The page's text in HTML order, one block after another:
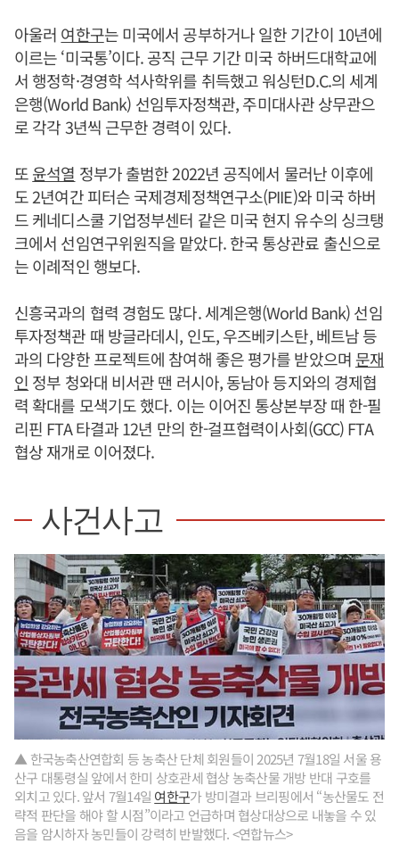
아울러 여한구는 미국에서 공부하거나 일한 기간이 10년에
이르는 ‘미국통’이다. 공직 근무 기간 미국 하버드대학교에
서 행정학·경영학 석사학위를 취득했고 워싱턴D.C.의 세계
은행(World Bank) 선임투자정책관, 주미대사관 상무관으
로 각각 3년씩 근무한 경력이 있다.
또윤석열 정부가 출범한 2022년 공직에서 물러난 이후에
도 2년여간 피터슨 국제경제정책연구소(PIIE)와 미국 하버
드 케네디스쿨 기업정부센터 같은 미국 현지 유수의 싱크탱
크에서 선임연구위원직을 맡았다. 한국 통상관료 출신으로
는 이례적인 행보다.
신흥국과의 협력 경험도 많다. 세계은행(World Bank) 선임
투자정책관 때 방글라데시, 인도, 우즈베키스탄, 베트남 등
과의 다양한 프로젝트에 참여해 좋은 평가를 받았으며 문재
인 정부 청와대 비서관 땐 러시아, 동남아 등지와의 경제협
력 확대를 모색기도 했다. 이는 이어진 통상본부장 때 한-필
리핀 FTA 타결과 12년 만의 한-걸프협력이사회(GCC) FTA
협상 재개로 이어졌다.
사건사고
▲ 한국농축산연합회 등 농축산 단체 회원들이 2025년 7월18일 서울 용
산구 대통령실 앞에서 한미 상호관세 협상 농축산물 개방 반대 구호를
외치고 있다. 앞서 7월14일 여한구가 방미결과 브리핑에서 “농산물도 전
략적 판단을 해야 할 시점”이라고 언급하며 협상대상으로 내놓을 수 있
음을 암시하자 농민들이 강력히 반발했다. <연합뉴스>